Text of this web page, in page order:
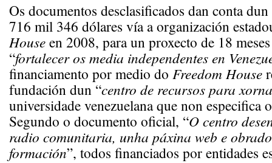
Os documentos desclasificados dan conta
716 mil 346 dólares vía a organización
Houseen 2008, para un proxecto de 18
“fortalecer os media independentes en
financiamento por medio do Freedom House
fundación dun “centro de recursos para
universidade venezuelana que non especifica
Segundo o documento oficial, “O centro
radio comunitaria, unha páxina web e
formación”, todos financiados por entidades